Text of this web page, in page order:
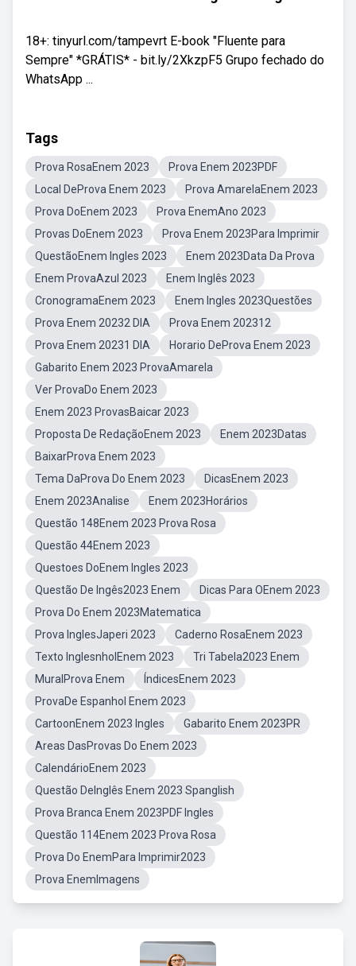
18+: tinyurl.com/tampevrt E-book "Fluente para
Sempre" *GRÁTIS* - bit.ly/2XkzpF5 Grupo fechado do
WhatsApp ...
Tags
Prova RosaEnem 2023
Prova Enem 2023PDF
Local DeProva Enem 2023
Prova AmarelaEnem 2023
Prova DoEnem 2023
Prova EnemAno 2023
Provas DoEnem 2023
Prova Enem 2023Para Imprimir
QuestãoEnem Ingles 2023
Enem 2023Data Da Prova
Enem ProvaAzul 2023
Enem Inglês 2023
CronogramaEnem 2023
Enem Ingles 2023Questões
Prova Enem 20232 DIA
Prova Enem 202312
Prova Enem 20231 DIA
Horario DeProva Enem 2023
Gabarito Enem 2023 ProvaAmarela
Ver ProvaDo Enem 2023
Enem 2023 ProvasBaicar 2023
Proposta De RedaçãoEnem 2023
Enem 2023Datas
BaixarProva Enem 2023
Tema DaProva Do Enem 2023
DicasEnem 2023
Enem 2023Analise
Enem 2023Horários
Questão 148Enem 2023 Prova Rosa
Questão 44Enem 2023
Questoes DoEnem Ingles 2023
Questão De Ingês2023 Enem
Dicas Para OEnem 2023
Prova Do Enem 2023Matematica
Prova InglesJaperi 2023
Caderno RosaEnem 2023
Texto InglesnholEnem 2023
Tri Tabela2023 Enem
MuralProva Enem
ÍndicesEnem 2023
ProvaDe Espanhol Enem 2023
CartoonEnem 2023 Ingles
Gabarito Enem 2023PR
Areas DasProvas Do Enem 2023
CalendárioEnem 2023
Questão DeInglês Enem 2023 Spanglish
Prova Branca Enem 2023PDF Ingles
Questão 114Enem 2023 Prova Rosa
Prova Do EnemPara Imprimir2023
Prova EnemImagens